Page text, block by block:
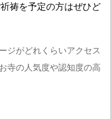
祷を予定の方はぜひど
ジがどれくらいアクセス
寺の人気度や認知度の高